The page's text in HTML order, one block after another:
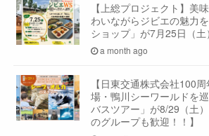
【上総プロジェクト】美
わいながらジビエの魅力
ショップ」が7月25日（土
a month ago
【日東交通株式会社100
場・鴨川シーワールドを
バスツアー」が8/29（土
のグループも歓迎！！】